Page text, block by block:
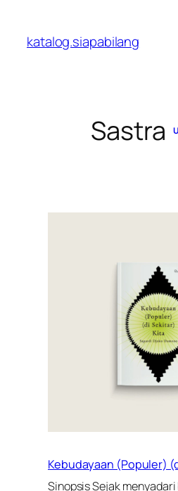
content
katalog.siapabilang
Sastra
Kebudayaan (Populer)
Sinopsis Sejak